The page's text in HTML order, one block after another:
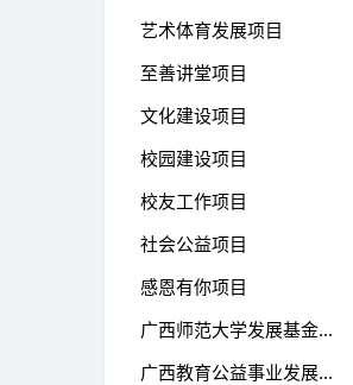
艺术体育发展项目
至善讲堂项目
文化建设项目
校园建设项目
校友工作项目
社会公益项目
感恩有你项目
广西师范大学发展基金...
广西教育公益事业发展...